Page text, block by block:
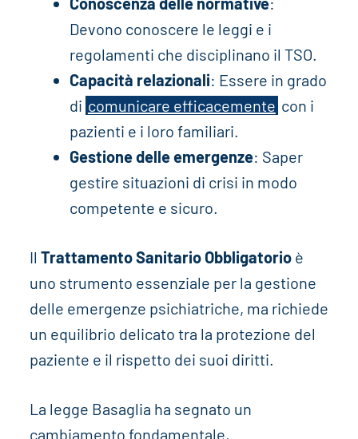
Devono conoscere le leggi e i
regolamenti che disciplinano il TSO.
Capacità relazionali: Essere in grado
di comunicare efficacemente con i
pazienti e i loro familiari.
Gestione delle emergenze: Saper
gestire situazioni di crisi in modo
competente e sicuro.
Il Trattamento Sanitario Obbligatorioè
uno strumento essenziale per la gestione
delle emergenze psichiatriche, ma richiede
un equilibrio delicato tra la protezione del
paziente e il rispetto dei suoi diritti.
La legge Basaglia ha segnato un
cambiamento fondamentale,